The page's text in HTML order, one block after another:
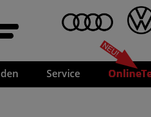
Service